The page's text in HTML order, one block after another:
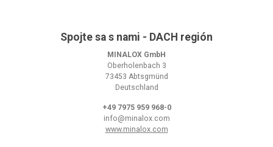
Spojte sa s nami - DACH región
MINALOX GmbH
Oberholenbach 3
73453 Abtsgmünd
Deutschland
+49 7975 959 968-0
info@minalox.com
www.minalox.com